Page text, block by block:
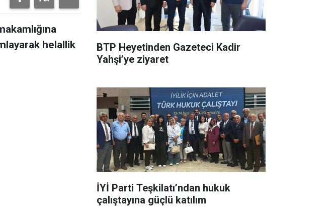
helallik
BTP Heyetinden Gazeteci Kadir
Yahşi’ye ziyaret
İYİ Parti Teşkilatı’ndan hukuk
çalıştayına güçlü katılım